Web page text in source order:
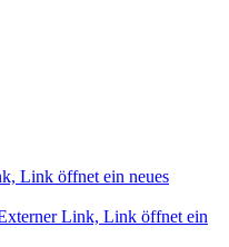
Link öffnet ein neues
Link, Link öffnet ein